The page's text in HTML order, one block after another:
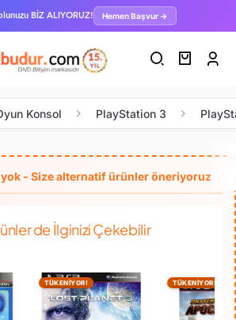
BİZ ALIYORUZ! Hemen Başvur →
Konsol PlayStation 3
de İlginizi Çekebilir
TÜKENİYOR! TÜKENİYOR!